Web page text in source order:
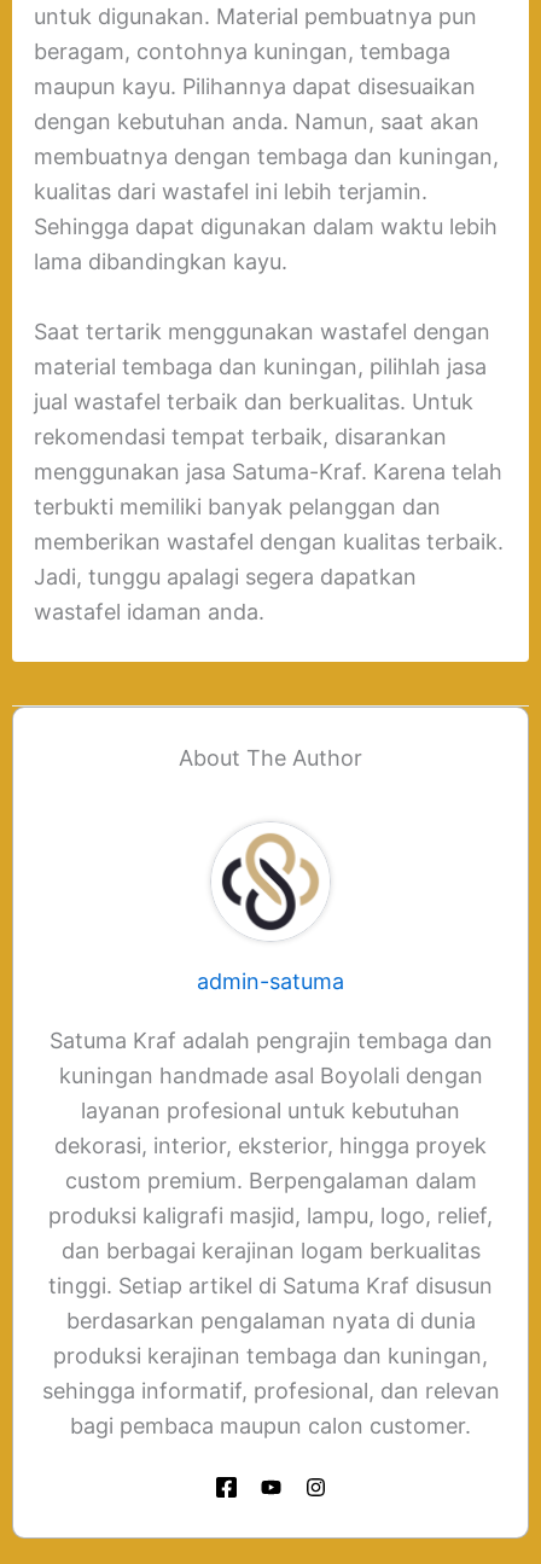
untuk digunakan. Material pembuatnya pun
beragam, contohnya kuningan, tembaga
maupun kayu. Pilihannya dapat disesuaikan
dengan kebutuhan anda. Namun, saat akan
membuatnya dengan tembaga dan kuningan,
kualitas dari wastafel ini lebih terjamin.
Sehingga dapat digunakan dalam waktu lebih
lama dibandingkan kayu.
Saat tertarik menggunakan wastafel dengan
material tembaga dan kuningan, pilihlah jasa
jual wastafel terbaik dan berkualitas. Untuk
rekomendasi tempat terbaik, disarankan
menggunakan jasa Satuma-Kraf. Karena telah
terbukti memiliki banyak pelanggan dan
memberikan wastafel dengan kualitas terbaik.
Jadi, tunggu apalagi segera dapatkan
wastafel idaman anda.
About The Author
admin-satuma
Satuma Kraf adalah pengrajin tembaga dan
kuningan handmade asal Boyolali dengan
layanan profesional untuk kebutuhan
dekorasi, interior, eksterior, hingga proyek
custom premium. Berpengalaman dalam
produksi kaligrafi masjid, lampu, logo, relief,
dan berbagai kerajinan logam berkualitas
tinggi. Setiap artikel di Satuma Kraf disusun
berdasarkan pengalaman nyata di dunia
produksi kerajinan tembaga dan kuningan,
sehingga informatif, profesional, dan relevan
bagi pembaca maupun calon customer.